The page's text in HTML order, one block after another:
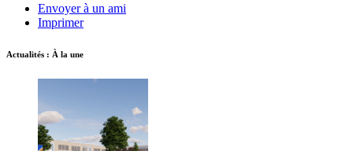
Envoyer à un ami
Imprimer
Actualités : À la une